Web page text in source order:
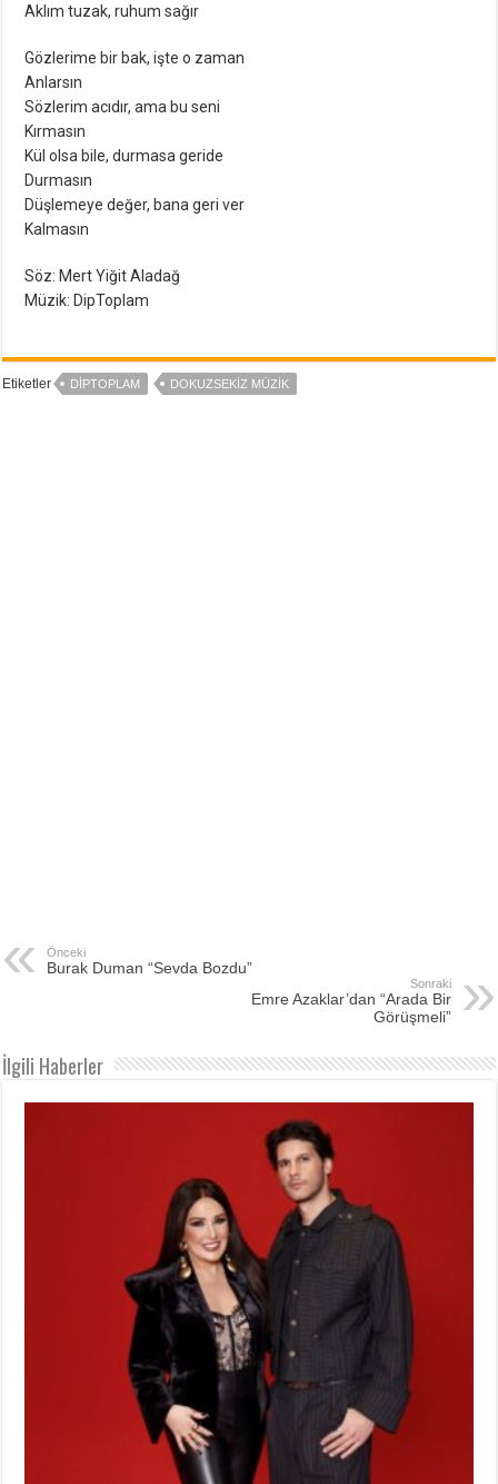
Aklım tuzak, ruhum sağır
Gözlerime bir bak, işte o zaman
Anlarsın
Sözlerim acıdır, ama bu seni
Kırmasın
Kül olsa bile, durmasa geride
Durmasın
Düşlemeye değer, bana geri ver
Kalmasın
Söz: Mert Yiğit Aladağ
Müzik: DipToplam
Etiketler DIPTOPLAM DOKUZSEKIZ MÜZIK
Önceki
Burak Duman “Sevda Bozdu”
Sonraki
Emre Azaklar’dan “Arada Bir
Görüşmeli”
İlgili Haberler